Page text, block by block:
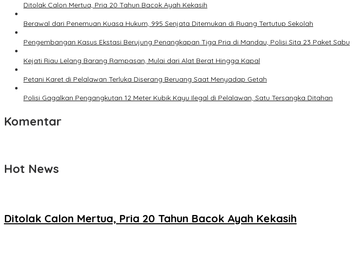
Ditolak Calon Mertua, Pria 20 Tahun Bacok Ayah Kekasih
Berawal dari Penemuan Kuasa Hukum, 995 Senjata Ditemukan di Ruang Tertutup Sekolah
Pengembangan Kasus Ekstasi Berujung Penangkapan Tiga Pria di Mandau, Polisi Sita 23 Paket Sabu
Kejati Riau Lelang Barang Rampasan, Mulai dari Alat Berat Hingga Kapal
Petani Karet di Pelalawan Terluka Diserang Beruang Saat Menyadap Getah
Polisi Gagalkan Pengangkutan 12 Meter Kubik Kayu Ilegal di Pelalawan, Satu Tersangka Ditahan
Komentar
Hot News
Ditolak Calon Mertua, Pria 20 Tahun Bacok Ayah Kekasih